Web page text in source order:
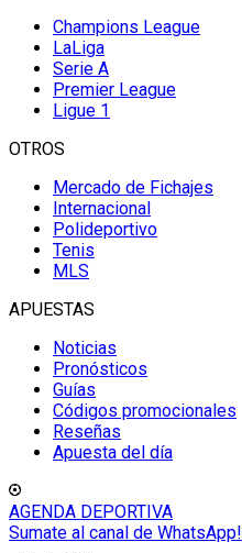
Champions League
LaLiga
Serie A
Premier League
Ligue 1
OTROS
Mercado de Fichajes
Internacional
Polideportivo
Tenis
MLS
APUESTAS
Noticias
Pronósticos
Guías
Códigos promocionales
Reseñas
Apuesta del día
AGENDA DEPORTIVA
Sumate al canal de WhatsApp!